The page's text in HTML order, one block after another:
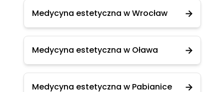
Medycyna estetyczna w Wrocław
Medycyna estetyczna w Oława
Medycyna estetyczna w Pabianice